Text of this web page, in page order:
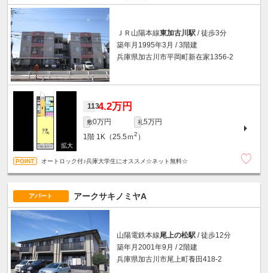
ＪＲ山陽本線東加古川駅 / 徒歩3分
築年月1995年3月 / 3階建
兵庫県加古川市平岡町新在家1356-2
1134.2万円
敷0万円 礼5万円
1階 1K（25.5ｍ2 ）
オートロック付♪兵庫大学生にオススメ☆ネット無料☆
アパート アークサキノミヤA
山陽電鉄本線尾上の松駅 / 徒歩12分
築年月2001年9月 / 2階建
兵庫県加古川市尾上町養田418-2